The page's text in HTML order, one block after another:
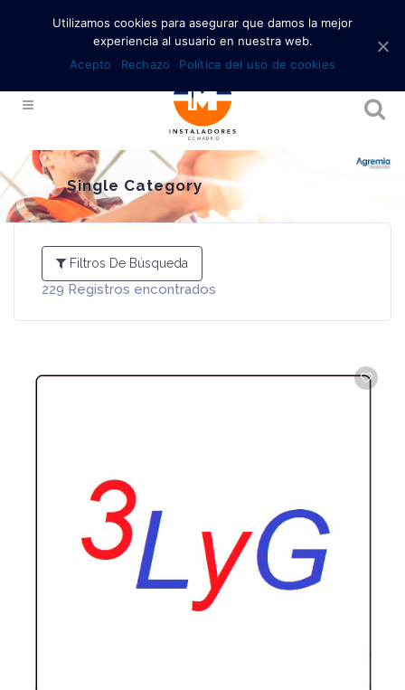
Single Category
Filtros De Búsqueda
229 Registros encontrados
Utilizamos cookies para asegurar que damos la mejor
experiencia al usuario en nuestra web.
Acepto
Rechazo Política del uso de cookies